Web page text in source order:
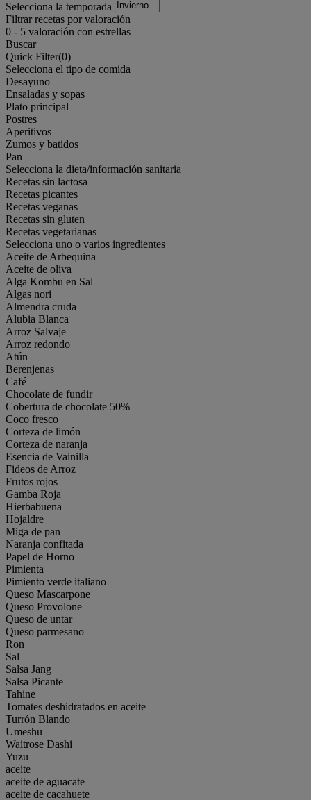
Selecciona la temporada
Filtrar recetas por valoración
0 - 5 valoración con estrellas
Buscar
Quick Filter(0)
Selecciona el tipo de comida
Desayuno
Ensaladas y sopas
Plato principal
Postres
Aperitivos
Zumos y batidos
Pan
Selecciona la dieta/información sanitaria
Recetas sin lactosa
Recetas picantes
Recetas veganas
Recetas sin gluten
Recetas vegetarianas
Selecciona uno o varios ingredientes
Aceite de Arbequina
Aceite de oliva
Alga Kombu en Sal
Algas nori
Almendra cruda
Alubia Blanca
Arroz Salvaje
Arroz redondo
Atún
Berenjenas
Café
Chocolate de fundir
Cobertura de chocolate 50%
Coco fresco
Corteza de limón
Corteza de naranja
Esencia de Vainilla
Fideos de Arroz
Frutos rojos
Gamba Roja
Hierbabuena
Hojaldre
Miga de pan
Naranja confitada
Papel de Horno
Pimienta
Pimiento verde italiano
Queso Mascarpone
Queso Provolone
Queso de untar
Queso parmesano
Ron
Sal
Salsa Jang
Salsa Picante
Tahine
Tomates deshidratados en aceite
Turrón Blando
Umeshu
Waitrose Dashi
Yuzu
aceite
aceite de aguacate
aceite de cacahuete